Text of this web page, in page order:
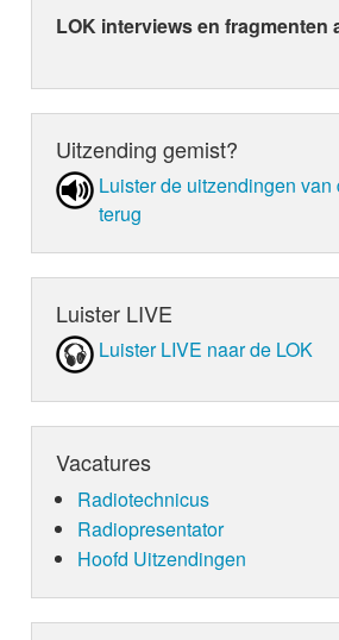
LOK interviews en fragmenten
Uitzending gemist?
Luister de uit­zen­din­gen van
terug
Luister LIVE
Luister LIVE naar de LOK
Vacatures
Radiotechnicus
Radiopresentator
Hoofd Uitzendingen